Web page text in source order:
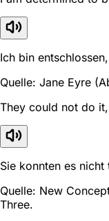
Ich bin
Quelle: Jane Eyre
They could not do
Sie konnten es
Quelle: New
Three.